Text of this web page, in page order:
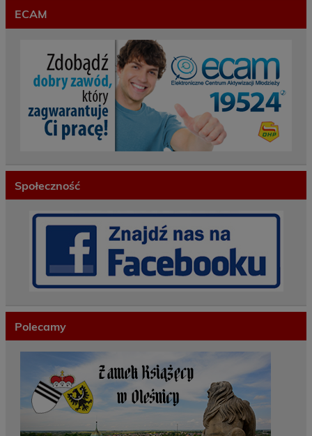
ECAM
Społeczność
Polecamy